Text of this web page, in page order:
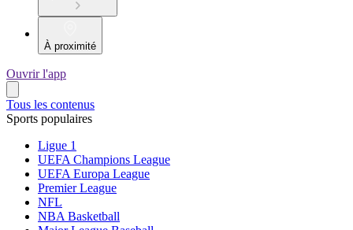
À proximité
Ouvrir l'app
Tous les contenus
Sports populaires
Ligue 1
UEFA Champions League
UEFA Europa League
Premier League
NFL
NBA Basketball